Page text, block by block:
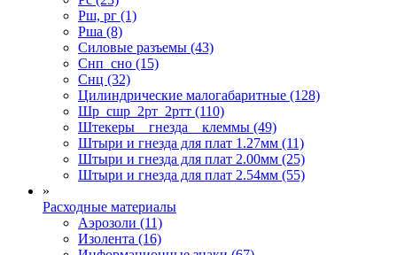
Рш, рг (1)
Рша (8)
Силовые разъемы (43)
Снп_сно (15)
Снц (32)
Цилиндрические малогабаритные (128)
Шр_сшр_2рт_2ртт (110)
Штекеры _ гнезда _ клеммы (49)
Штыри и гнезда для плат 1.27мм (11)
Штыри и гнезда для плат 2.00мм (25)
Штыри и гнезда для плат 2.54мм (55)
»
Расходные материалы
Аэрозоли (11)
Изолента (16)